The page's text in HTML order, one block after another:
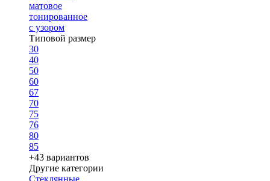
матовое
тонированное
с узором
Типовой размер
30
40
50
60
67
70
75
76
80
85
+43 вариантов
Другие категории
Стеклянные